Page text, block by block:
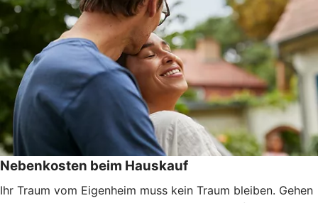
Nebenkosten beim Hauskauf
Ihr Traum vom Eigenheim muss kein Traum bleiben. Gehen